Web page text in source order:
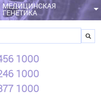
МЕДИЦИНСКАЯ
ГЕНЕТИКА
1000
1000
1000